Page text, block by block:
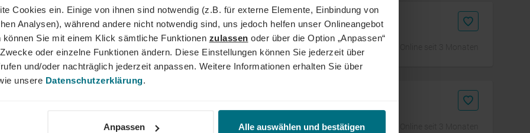
Cookies ein. Einige von ihnen sind notwendig (z.B. für externe Elemente, Einbindung von
Analysen), während andere nicht notwendig sind, uns jedoch helfen unser Onlineangebot
Sie mit einem Klick sämtliche Funktionen zulassen oder über die Option „Anpassen“
oder einzelne Funktionen ändern. Diese Einstellungen können Sie jederzeit über
und/oder nachträglich jederzeit anpassen. Weitere Informationen erhalten Sie über
unsere Datenschutzerklärung.
Anpassen Alle auswählen und bestätigen
Risikomanager (m/w/d) Energiehandel
Arbeitnehmerüberlassung Professional Karlsruhe
Arbeitnehmerüberlassung Senior